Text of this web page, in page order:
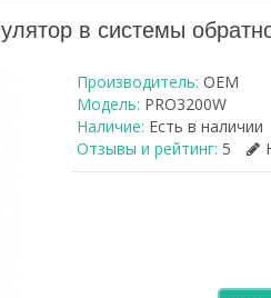
в системы
Производитель: OEM
Модель: PRO3200W
Наличие: Есть в наличии
Отзывы и рейтинг: 5